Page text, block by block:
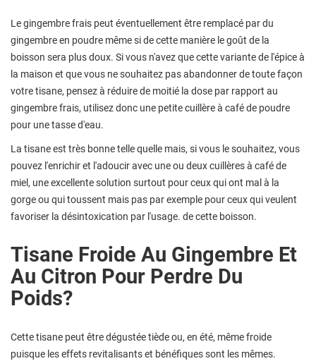
Le gingembre frais peut éventuellement être remplacé par du
gingembre en poudre même si de cette manière le goût de la
boisson sera plus doux. Si vous n'avez que cette variante de l'épice à
la maison et que vous ne souhaitez pas abandonner de toute façon
votre tisane, pensez à réduire de moitié la dose par rapport au
gingembre frais, utilisez donc une petite cuillère à café de poudre
pour une tasse d'eau.
La tisane est très bonne telle quelle mais, si vous le souhaitez, vous
pouvez l'enrichir et l'adoucir avec une ou deux cuillères à café de
miel, une excellente solution surtout pour ceux qui ont mal à la
gorge ou qui toussent mais pas par exemple pour ceux qui veulent
favoriser la désintoxication par l'usage. de cette boisson.
Tisane Froide Au Gingembre Et
Au Citron Pour Perdre Du
Poids?
Cette tisane peut être dégustée tiède ou, en été, même froide
puisque les effets revitalisants et bénéfiques sont les mêmes.